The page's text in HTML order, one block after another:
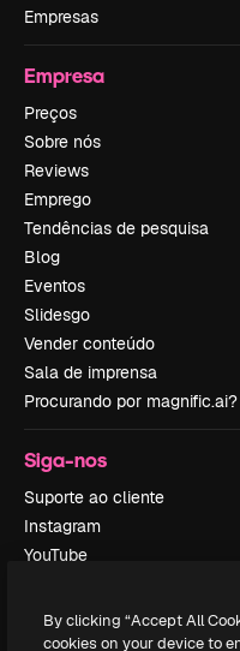
Empresas
Empresa
Preços
Sobre nós
Reviews
Emprego
Tendências de pesquisa
Blog
Eventos
Slidesgo
Vender conteúdo
Sala de imprensa
Procurando por magnific.ai?
Siga-nos
Suporte ao cliente
Instagram
YouTube
TikTok
Discord
By clicking “Accept All
cookies on your device to